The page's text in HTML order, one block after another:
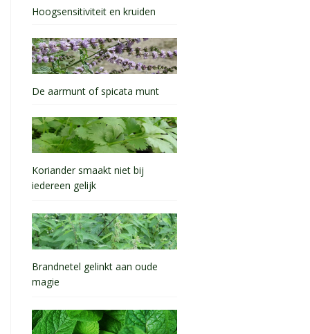
Hoogsensitiviteit en kruiden
De aarmunt of spicata munt
Koriander smaakt niet bij
iedereen gelijk
Brandnetel gelinkt aan oude
magie